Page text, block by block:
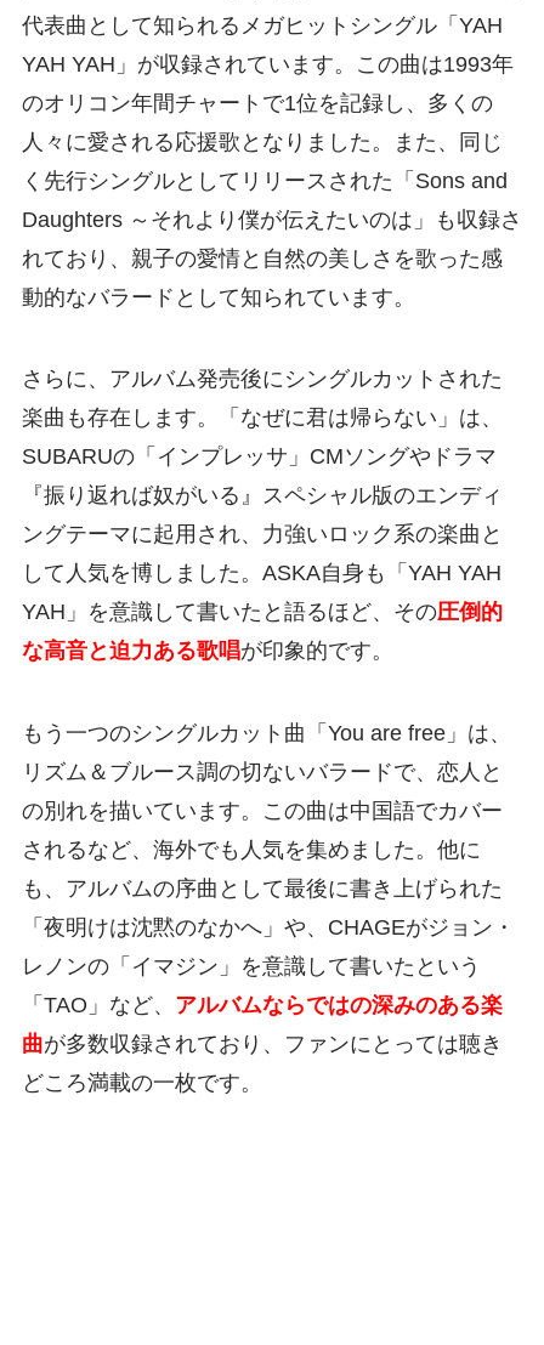
代表曲として知られるメガヒットシングル「YAH
YAH YAH」が収録されています。この曲は1993年
のオリコン年間チャートで1位を記録し、多くの
人々に愛される応援歌となりました。また、同じ
く先行シングルとしてリリースされた「Sons and
Daughters ～それより僕が伝えたいのは」も収録さ
れており、親子の愛情と自然の美しさを歌った感
動的なバラードとして知られています。
さらに、アルバム発売後にシングルカットされた
楽曲も存在します。「なぜに君は帰らない」は、
SUBARUの「インプレッサ」CMソングやドラマ
『振り返れば奴がいる』スペシャル版のエンディ
ングテーマに起用され、力強いロック系の楽曲と
して人気を博しました。ASKA自身も「YAH YAH
YAH」を意識して書いたと語るほど、その圧倒的
な高音と迫力ある歌唱が印象的です。
もう一つのシングルカット曲「You are free」は、
リズム＆ブルース調の切ないバラードで、恋人と
の別れを描いています。この曲は中国語でカバー
されるなど、海外でも人気を集めました。他に
も、アルバムの序曲として最後に書き上げられた
「夜明けは沈黙のなかへ」や、CHAGEがジョン・
レノンの「イマジン」を意識して書いたという
「TAO」など、 アルバムならではの深みのある楽
曲が多数収録されており、ファンにとっては聴き
どころ満載の一枚です。